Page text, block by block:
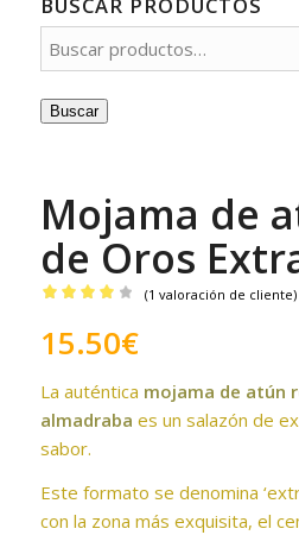
Buscar
Mojama de
de Oros
con4.00
base a
1
valoración
de un
cliente
(1 valoración de cliente)
15.50€
La auténtica mojama de atún
almadraba es un salazón de
sabor.
Este formato se denomina
con la zona más exquisita, el